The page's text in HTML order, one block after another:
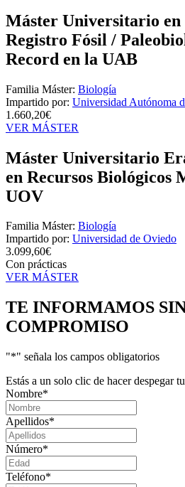
Máster Universitario en
Registro Fósil /
Record en la UAB
Familia Máster: Biología
Impartido por: Universidad Autónoma
1.660,20€
VER MÁSTER
Máster Universitario
en Recursos Biológicos
UOV
Familia Máster: Biología
Impartido por: Universidad de Oviedo
3.099,60€
Con prácticas
VER MÁSTER
TE INFORMAMOS
COMPROMISO
"*" señala los campos obligatorios
Estás a un solo clic de hacer despegar
Nombre*
Apellidos*
Número*
Teléfono*